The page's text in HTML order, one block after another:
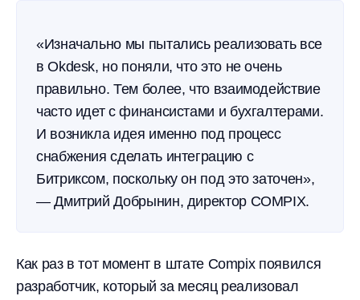
«Изначально мы пытались реализовать все
в Okdesk, но поняли, что это не очень
правильно. Тем более, что взаимодействие
часто идет с финансистами и бухгалтерами.
И возникла идея именно под процесс
снабжения сделать интеграцию с
Битриксом, поскольку он под это заточен»,
— Дмитрий Добрынин, директор COMPIX.
Как раз в тот момент в штате Compix появился
разработчик, который за месяц реализовал